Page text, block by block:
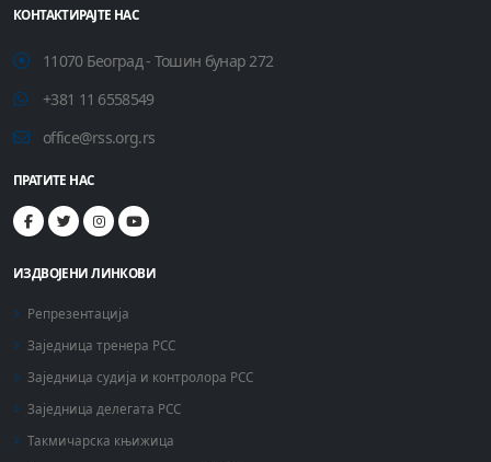
КОНТАКТИРАЈТЕ НАС
11070 Београд - Тошин бунар 272
+381 11 6558549
office@rss.org.rs
ПРАТИТЕ НАС
ИЗДВОЈЕНИ ЛИНКОВИ
Репрезентација
Заједница тренера РСС
Заједница судија и контролора РСС
Заједница делегата РСС
Такмичарска књижица